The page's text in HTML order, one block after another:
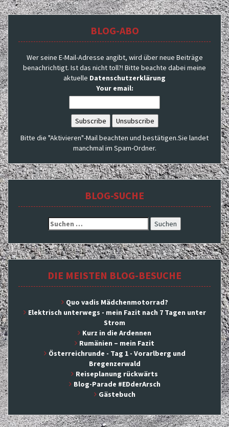
BLOG-ABO
Wer seine E-Mail-Adresse angibt, wird über neue Beiträge
benachrichtigt. Ist das nicht toll?! Bitte beachte dabei meine
aktuelle Datenschutzerklärung
Your email:
Bitte die "Aktivieren"-Mail beachten und bestätigen.Sie landet
manchmal im Spam-Ordner.
BLOG-SUCHE
Suchen
nach:
DIE MEISTEN BLOG-BESUCHE
Quo vadis Mädchenmotorrad?
Elektrisch unterwegs - mein Fazit nach 7 Tagen unter
Strom
Kurz in die Ardennen
Rumänien – mein Fazit
Österreichrunde - Tag 1 - Vorarlberg und
Bregenzerwald
Reiseplanung rückwärts
Blog-Parade #EDderArsch
Gästebuch